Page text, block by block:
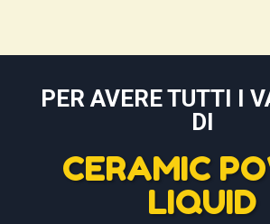
PER AVERE TUTTI I
DI
CERAMIC
LIQUID